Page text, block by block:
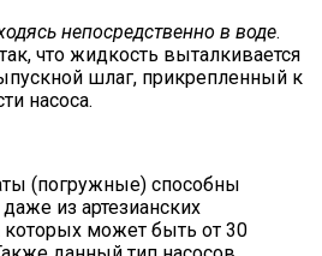
непосредственно в воде.
что жидкость выталкивается
шлаг, прикрепленный к
насоса.
(погружные) способны
из артезианских
которых может быть от 30